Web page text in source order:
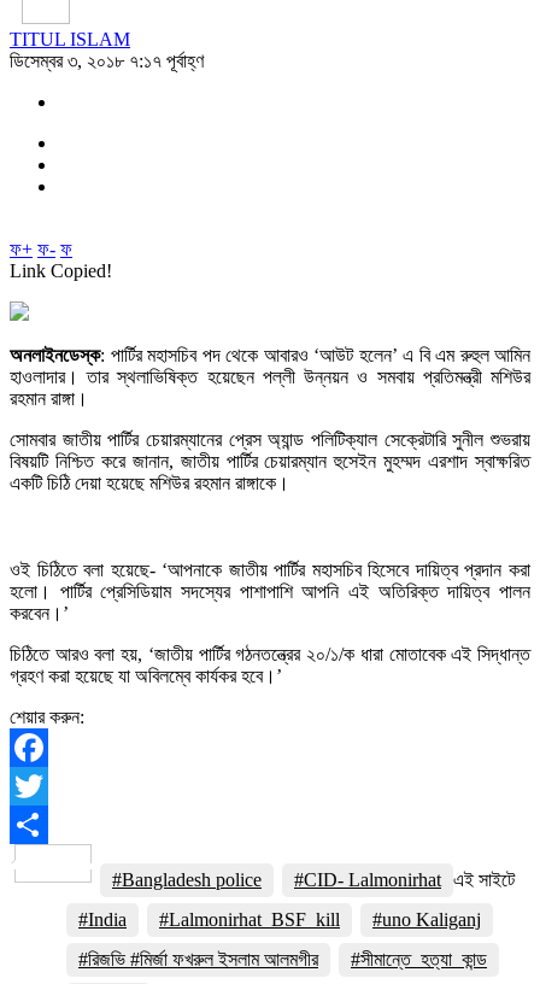
TITUL ISLAM
ডিসেম্বর ৩, ২০১৮ ৭:১৭ পূর্বাহ্ণ
ফ+ ফ- ফ
Link Copied!
অনলাইনডেস্ক: পার্টির মহাসচিব পদ থেকে আবারও ‘আউট হলেন’ এ বি এম রুহুল আমিন
হাওলাদার। তার স্থলাভিষিক্ত হয়েছেন পল্লী উন্নয়ন ও সমবায় প্রতিমন্ত্রী মশিউর
রহমান রাঙ্গা।
সোমবার জাতীয় পার্টির চেয়ারম্যানের প্রেস অ্যান্ড পলিটিক্যাল সেক্রেটারি সুনীল শুভরায়
বিষয়টি নিশ্চিত করে জানান, জাতীয় পার্টির চেয়ারম্যান হুসেইন মুহম্মদ এরশাদ স্বাক্ষরিত
একটি চিঠি দেয়া হয়েছে মশিউর রহমান রাঙ্গাকে।
ওই চিঠিতে বলা হয়েছে- ‘আপনাকে জাতীয় পার্টির মহাসচিব হিসেবে দায়িত্ব প্রদান করা
হলো। পার্টির প্রেসিডিয়াম সদস্যের পাশাপাশি আপনি এই অতিরিক্ত দায়িত্ব পালন
করবেন।’
চিঠিতে আরও বলা হয়, ‘জাতীয় পার্টির গঠনতন্ত্রের ২০/১/ক ধারা মোতাবেক এই সিদ্ধান্ত
গ্রহণ করা হয়েছে যা অবিলম্বে কার্যকর হবে।’
শেয়ার করুন:
Facebook
Twitter
#Bangladesh police
#CID- Lalmonirhat
#India
#Lalmonirhat_BSF_kill
#uno Kaliganj
#রিজভি #মির্জা ফখরুল ইসলাম আলমগীর
#সীমান্তে_হত্যা_কান্ড
এই সাইটে